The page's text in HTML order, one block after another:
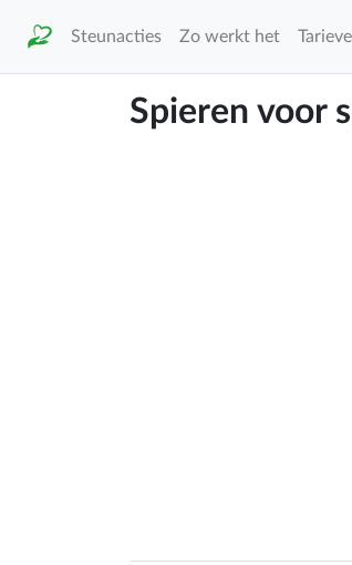
Steunacties Zo werkt het
Spieren voor